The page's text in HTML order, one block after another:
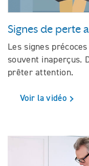
Signes de perte
Les signes
souvent inaperçus.
prêter attention.
Voir la vidéo